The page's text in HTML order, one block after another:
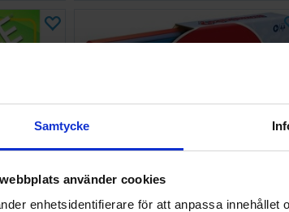
Samtycke
använder cookies
enhetsidentifierare för att anpassa